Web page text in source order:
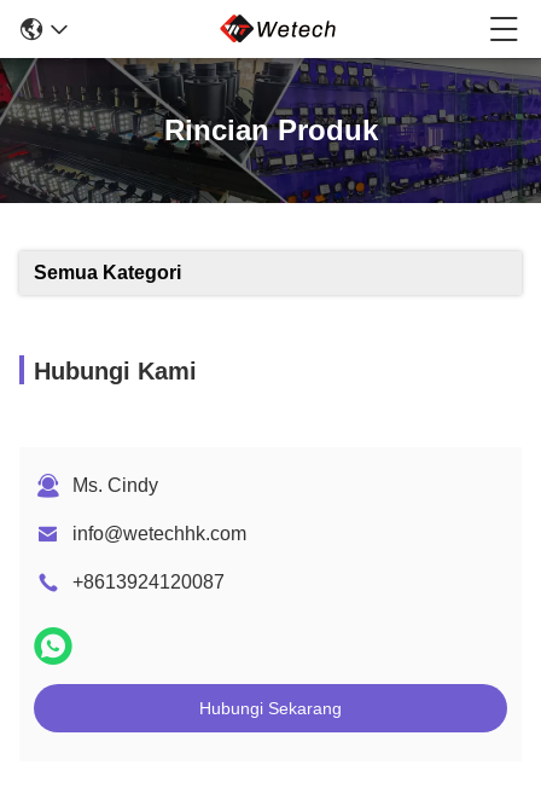
Rincian Produk
Semua Kategori
Hubungi Kami
Ms. Cindy
info@wetechhk.com
+8613924120087
Hubungi Sekarang